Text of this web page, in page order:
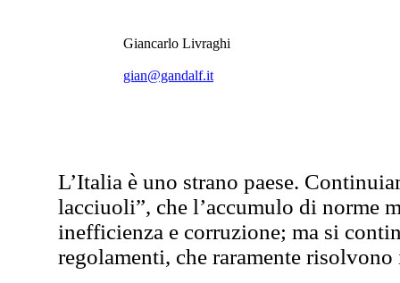
Giancarlo Livraghi
gian@gandalf.it
L’Italia è uno strano paese.
lacciuoli”, che l’accumulo di norme
inefficienza e corruzione; ma si
regolamenti, che raramente